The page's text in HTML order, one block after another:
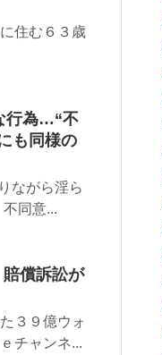
住む６３歳
行為…“不
も同様の
ながら淫ら
同意...
償訴訟が
３９億ウォ
チャンネ...